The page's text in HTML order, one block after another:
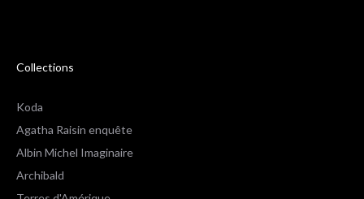
Collections
Koda
Agatha Raisin enquête
Albin Michel Imaginaire
Archibald